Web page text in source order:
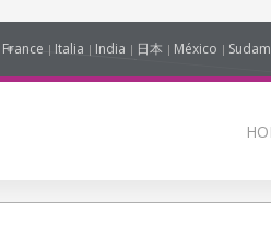
France Italia India 日本 México